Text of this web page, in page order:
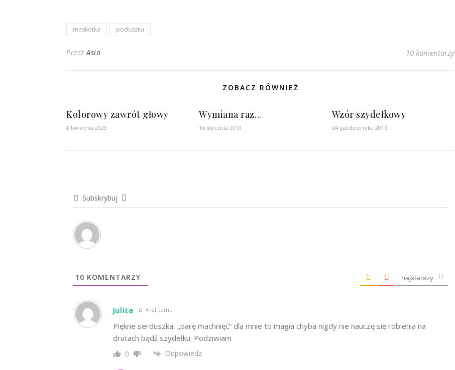
maskotka poduszka
PrzezAsia 10 komentarzy
ZOBACZ RÓWNIEŻ
Kolorowy zawrót głowy
8 kwietnia 2023
Wymiana raz…
16 stycznia 2013
Wzór szydełkowy
24 października 2016
Subskrybuj
10 KOMENTARZY najstarszy
Julita 4 lat temu
Piękne serduszka, „parę machnięć” dla mnie to magia chyba nigdy nie nauczę się robienia na
drutach bądź szydełku. Podziwiam
0 Odpowiedz